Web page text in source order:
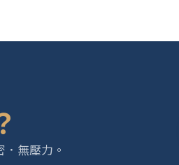
無壓力。